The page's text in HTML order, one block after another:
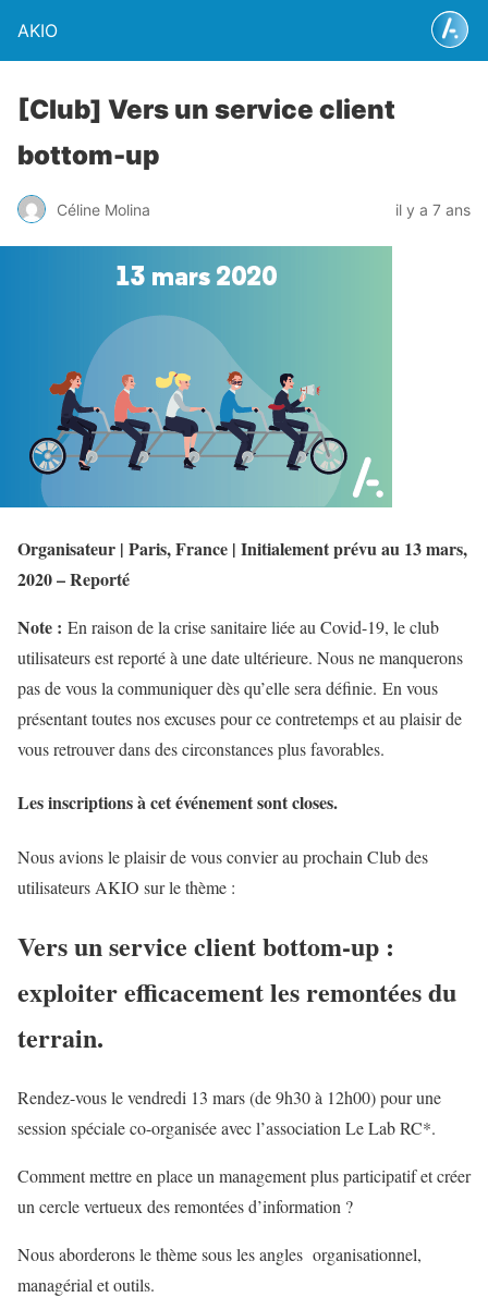
AKIO
[Club] Vers un service client
bottom-up
Céline Molina il y a 7 ans
Organisateur | Paris, France | Initialement prévu au 13 mars,
2020 – Reporté
Note : En raison de la crise sanitaire liée au Covid-19, le club
utilisateurs est reporté à une date ultérieure. Nous ne manquerons
pas de vous la communiquer dès qu’elle sera définie. En vous
présentant toutes nos excuses pour ce contretemps et au plaisir de
vous retrouver dans des circonstances plus favorables.
Les inscriptions à cet événement sont closes.
Nous avions le plaisir de vous convier au prochain Club des
utilisateurs AKIO sur le thème :
Vers un service client bottom-up :
exploiter efficacement les remontées du
terrain.
Rendez-vous le vendredi 13 mars (de 9h30 à 12h00) pour une
session spéciale co-organisée avec l’associationLe Lab RC*.
Comment mettre en place un management plus participatif et créer
un cercle vertueux des remontées d’information ?
Nous aborderons le thème sous les angles organisationnel,
managérial et outils.